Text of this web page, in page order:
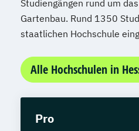
Regenerative
Technische
Technische Informatik
Accounting
Finance
UX Design &
Studiengängen rund um
Gartenbau. Rund 1350
staatlichen Hochschule
Alle Hochschulen in
Pro